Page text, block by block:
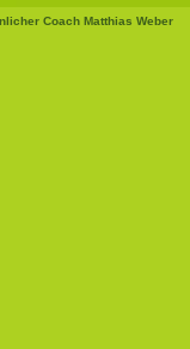
Coach Matthias Weber